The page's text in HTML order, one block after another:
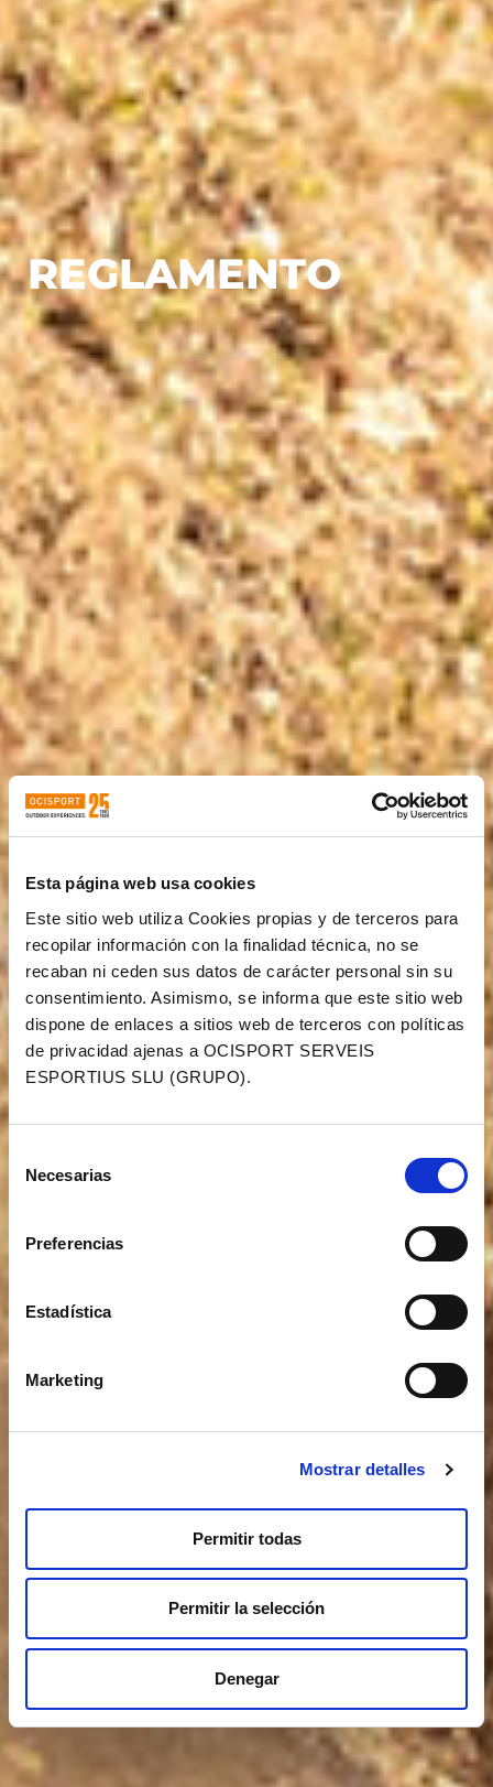
Esta página web usa cookies
Este sitio web utiliza Cookies propias y de terceros para
recopilar información con la finalidad técnica, no se
recaban ni ceden sus datos de carácter personal sin su
consentimiento. Asimismo, se informa que este sitio web
dispone de enlaces a sitios web de terceros con políticas
de privacidad ajenas a OCISPORT SERVEIS
ESPORTIUS SLU (GRUPO).
Necesarias
Preferencias
Estadística
Marketing
Mostrar detalles
Permitir todas
Permitir la selección
Denegar
REGLAMENTO